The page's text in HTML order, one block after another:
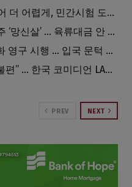
시민권 시험 확 바뀐다 … 영어 더 어렵게, 민간시험 도입 추진
[단독] OC 유명 한인식당 업주 ‘망신살’ … 육류대금 안 갚자 식당서 공개추심
2만 달러 ‘비자 보증금’ 의무화 영구 시행 … 입국 문턱 더 높아진다.
“170달러 냈는데 공연 내내 불편” … 한국 코미디언 LA공연, 음향 불량에 외모 비하 개그 논란
PREV NEXT